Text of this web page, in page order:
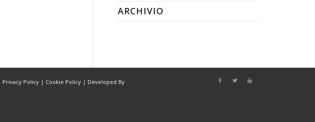
ARCHIVIO
Privacy Policy | Cookie Policy | Developed By